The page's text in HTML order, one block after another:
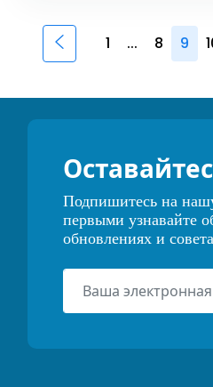
1 ... 8 9
Подпишитесь на
первыми узнавайте
обновлениях и